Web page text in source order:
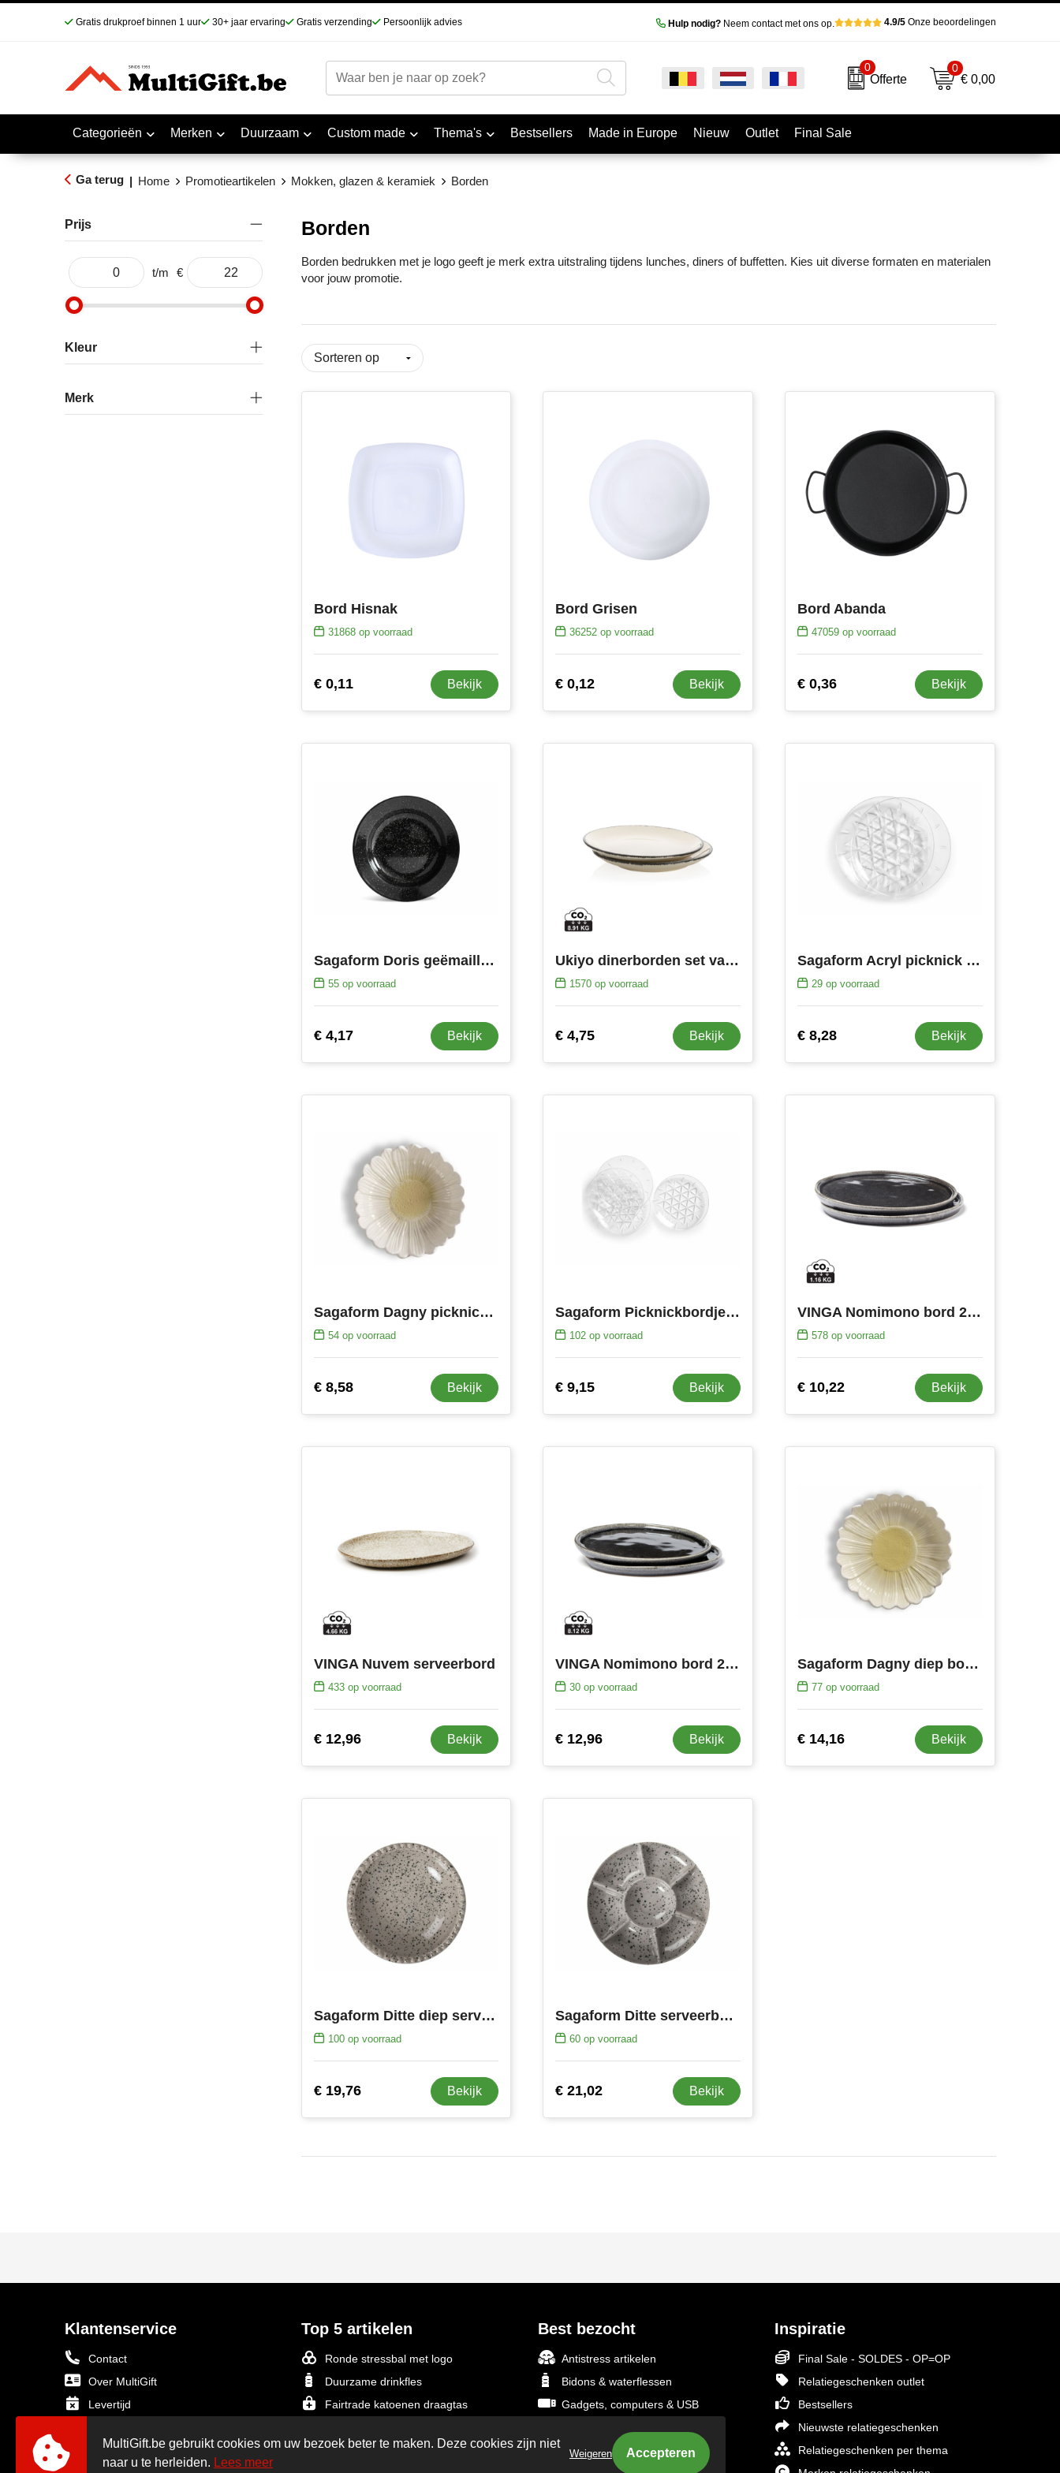
Gratis drukproef binnen 1 uur 30+ jaar ervaring Gratis verzending Persoonlijk advies Hulp nodig?Neem contact met ons op. 4.9/5Onze beoordelingen
0
Offerte
0
€ 0,00
Categorieën Merken Duurzaam Custom made Thema's Bestsellers Made in Europe Nieuw Outlet Final Sale
Ga terug | Home Promotieartikelen Mokken, glazen & keramiek Borden
Prijs
t/m €
Kleur
Merk
Borden
Borden bedrukken met je logo geeft je merk extra uitstraling tijdens lunches, diners of buffetten. Kies uit diverse formaten en materialen
voor jouw promotie.
Bord Hisnak
31868op voorraad
€ 0,11 Bekijk
Bord Grisen
36252 op voorraad
€ 0,12 Bekijk
Bord Abanda
47059 op voorraad
€ 0,36 Bekijk
Sagaform Doris geëmailleerd bord
55op voorraad
€ 4,17 Bekijk
Ukiyo dinerborden set van 2
1570 op voorraad
€ 4,75 Bekijk
Sagaform Acryl picknick groot bord set van 2 Ø26cm
29 op voorraad
€ 8,28 Bekijk
Sagaform Dagny picknickbord Ø20cm
54op voorraad
€ 8,58 Bekijk
Sagaform Picknickbordjes 4 stuks
102 op voorraad
€ 9,15 Bekijk
VINGA Nomimono bord 20 cm, set van 2 stuks
578 op voorraad
€ 10,22 Bekijk
VINGA Nuvem serveerbord
433op voorraad
€ 12,96 Bekijk
VINGA Nomimono bord 26.5 cm, set van 2 stuks
30 op voorraad
€ 12,96 Bekijk
Sagaform Dagny diep bord Ø27cm
77 op voorraad
€ 14,16 Bekijk
Sagaform Ditte diep serveerbord
100op voorraad
€ 19,76 Bekijk
Sagaform Ditte serveerbord
60 op voorraad
€ 21,02 Bekijk
Klantenservice
Contact
Over MultiGift
Levertijd
Logo aanleveren voor bedrukken
Top 5 artikelen
Ronde stressbal met logo
Duurzame drinkfles
Fairtrade katoenen draagtas
Mok Oslo met rondom bedrukking
Best bezocht
Antistress artikelen
Bidons & waterflessen
Gadgets, computers & USB
Promotiekleding
Inspiratie
Final Sale - SOLDES - OP=OP
Relatiegeschenken outlet
Bestsellers
Nieuwste relatiegeschenken
Relatiegeschenken per thema
MultiGift.be gebruikt cookies om uw bezoek beter te maken. Deze cookies zijn niet
naar u te herleiden. Lees meer
Weigeren